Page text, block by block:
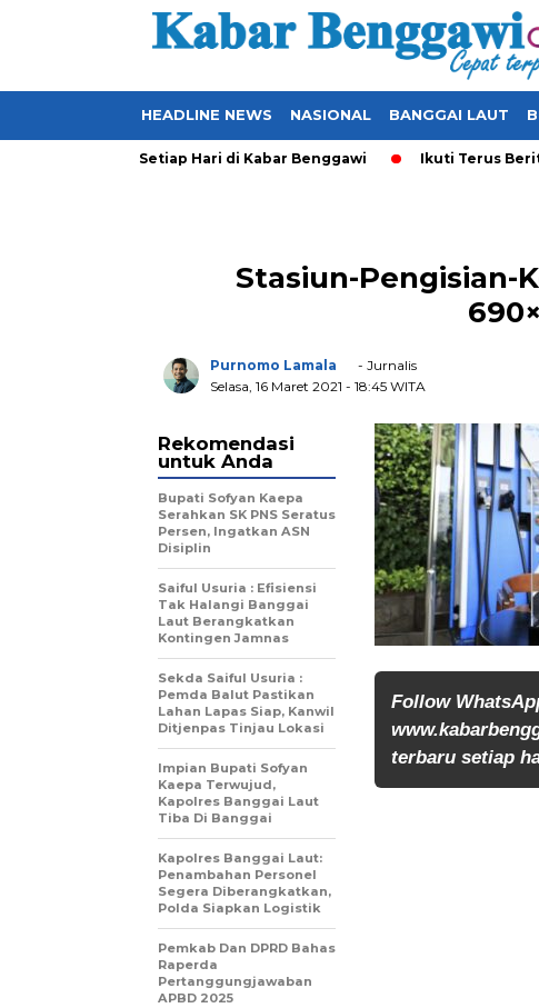
HEADLINE NEWS NASIONAL BANGGAI LAUT
Ter-Update Setiap Hari di Kabar Benggawi Ikuti Terus Berita
Stasiun-Pengisian-
Purnomo Lamala
- Jurnalis
Selasa, 16 Maret 2021 - 18:45 WITA
Follow
terbaru setiap
Rekomendasi
untuk Anda
Bupati Sofyan Kaepa
Serahkan SK PNS Seratus
Persen, Ingatkan ASN
Disiplin
Saiful Usuria : Efisiensi
Tak Halangi Banggai
Laut Berangkatkan
Kontingen Jamnas
Sekda Saiful Usuria :
Pemda Balut Pastikan
Lahan Lapas Siap, Kanwil
Ditjenpas Tinjau Lokasi
Impian Bupati Sofyan
Kaepa Terwujud,
Kapolres Banggai Laut
Tiba Di Banggai
Kapolres Banggai Laut:
Penambahan Personel
Segera Diberangkatkan,
Polda Siapkan Logistik
Pemkab Dan DPRD Bahas
Raperda
Pertanggungjawaban
APBD 2025